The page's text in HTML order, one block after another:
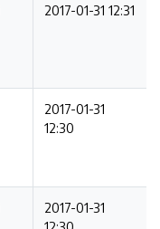
2017-01-31 12:31
2017-01-31
12:30
2017-01-31